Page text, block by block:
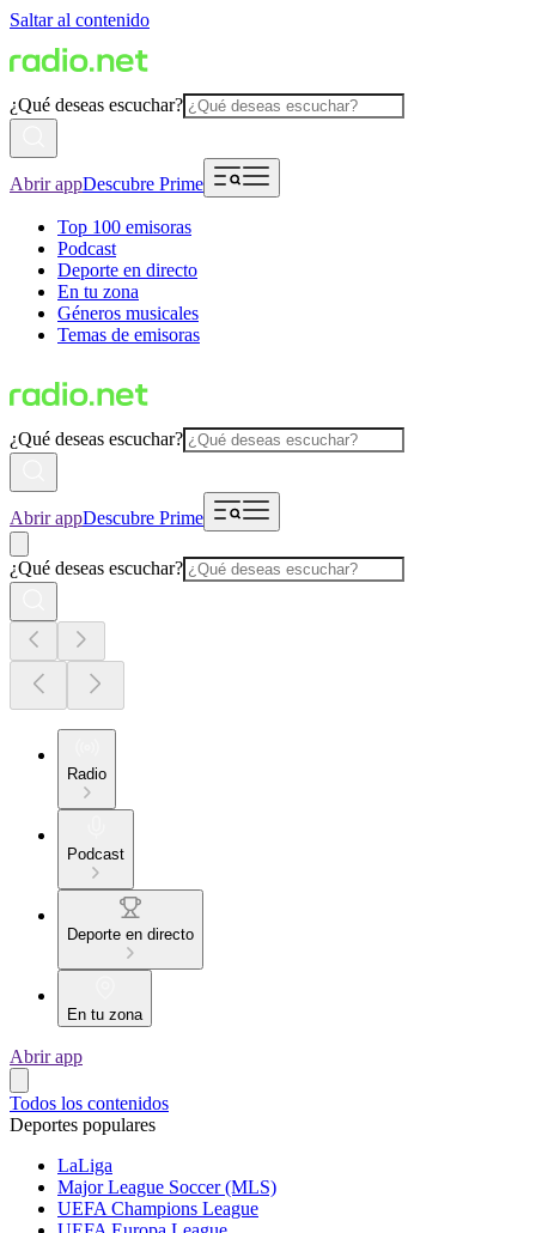
Saltar al contenido
¿Qué deseas escuchar?
Abrir appDescubre Prime
Top 100 emisoras
Podcast
Deporte en directo
En tu zona
Géneros musicales
Temas de emisoras
¿Qué deseas escuchar?
Abrir appDescubre Prime
¿Qué deseas escuchar?
Radio
Podcast
Deporte en directo
En tu zona
Abrir app
Todos los contenidos
Deportes populares
LaLiga
Major League Soccer (MLS)
UEFA Champions League